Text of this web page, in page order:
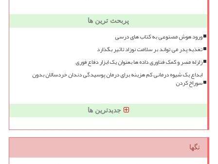
پربحث ترین ها
ورود هوش مصنوعی به کتاب های درسی
تغذیه پدر می تواند بر سلامت نوزاد تاثیر بگذارد
زلزله مصر و کمک فناوری داده ها بعنوان یک ابزار دفاع فوری
ابداع یک شیوه درمانی کم هزینه برای درمان پوسیدگی دندان خردسالان بدون
سوراخ کردن
جدیدترین ها
تگها